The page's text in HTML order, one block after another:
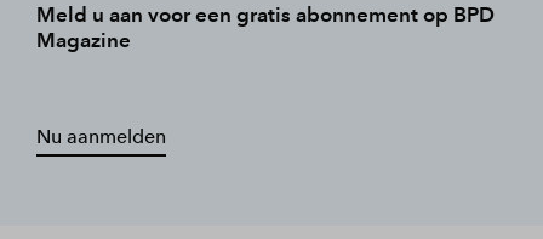
Meld u aan voor een gratis abonnement op BPD
Magazine
Nu aanmelden